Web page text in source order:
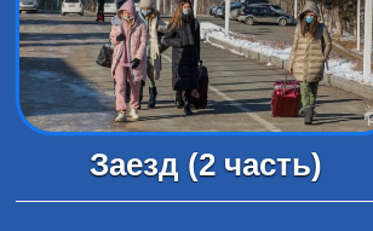
Заезд (2 часть)